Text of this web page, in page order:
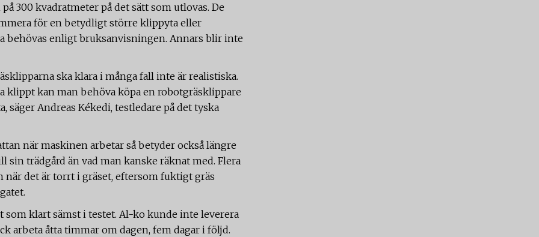
300 kvadratmeter på det sätt som utlovas. De
för en betydligt större klippyta eller
behövas enligt bruksanvisningen. Annars blir inte
ska klara i många fall inte är realistiska.
klippt kan man behöva köpa en robotgräsklippare
Andreas Kékedi, testledare på det tyska
när maskinen arbetar så betyder också längre
trädgård än vad man kanske räknat med. Flera
när det är torrt i gräset, eftersom fuktigt gräs
som klart sämst i testet. Al-ko kunde inte leverera
arbeta åtta timmar om dagen, fem dagar i följd.